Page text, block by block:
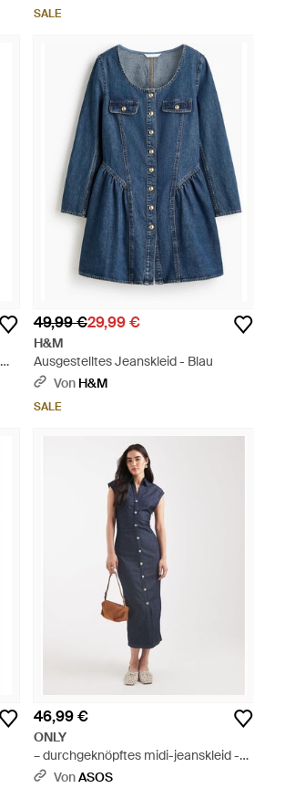
SALE
49,99 €29,99 €
H&M
Ausgestelltes Jeanskleid - Blau
Von H&M
SALE
46,99 €
ONLY
– durchgeknöpftes midi-jeanskleid -
BlauVonASOS